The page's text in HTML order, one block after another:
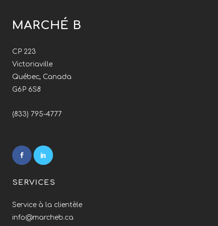
MARCHÉ B
CP 223
Victoriaville
Québec, Canada
G6P 6S8
(833) 795-4777
SERVICES
Service à la clientèle
info@marcheb.ca